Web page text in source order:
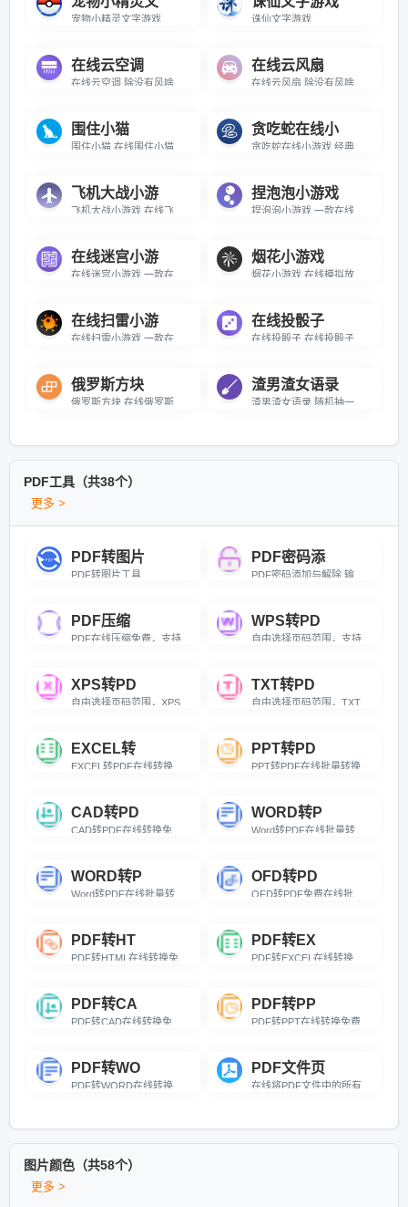
宠物小精灵文字游戏 诛仙文字游戏
在线云空调
在线云空调 除没有风啥都好用的云空调
在线云风扇
在线云风扇 除没有风啥都好的云风扇
围住小猫
围住小猫 在线围住小猫小游戏
贪吃蛇在线小
贪吃蛇在线小游戏 经典贪吃蛇在线小游戏
飞机大战小游
飞机大战小游戏 在线飞机打仗小游戏
捏泡泡小游戏
捏泡泡小游戏 一款在线解压小游戏
在线迷宫小游
在线迷宫小游戏 一款在线闯迷宫的小游戏
烟花小游戏
烟花小游戏 在线模拟放烟花的小游戏
在线扫雷小游
在线扫雷小游戏 一款在线扫雷的休闲小游戏
在线投骰子
在线投骰子 在线投骰子小工具
俄罗斯方块
俄罗斯方块 在线俄罗斯方块小游戏
渣男渣女语录
渣男渣女语录 随机抽一条渣男渣女语录
PDF工具（共38个）
更多 >
PDF转图片
PDF转图片工具
PDF密码添
PDF密码添加与解除,输入文档打开密码，快速解除PDF限制，恢复打印编辑权。
PDF压缩
PDF在线压缩免费，支持自由拖拽调节压缩程度，智能优化体积同时保留文档清晰度与格式。
WPS转PD
自由选择页码范围，支持doc/docx/wps/et格式，批量生成PDF。
XPS转PD
自由选择页码范围，XPS文件批量转换，生成通用PDF文档。
TXT转PD
自由选择页码范围，TXT文本批量转换，生成清晰PDF文档。
EXCEL转
EXCEL转PDF在线转换免费，自由选择页码范围，精准输出PDF文档。
PPT转PD
PPT转PDF在线批量转换免费，支持自由选择页码范围，高质量保留原幻灯片排版、动画及备注。
CAD转PD
CAD转PDF在线转换免费，可设置输出颜色、背景色、页面大小与输出质量，满足专业图纸打印与分享需求。
WORD转P
Word转PDF在线批量转换免费，支持自由选择页码范围，高质量保持原格式。
WORD转P
Word转PDF在线批量转换免费，支持自由选择页码范围，高质量保持原格式。
OFD转PD
OFD转PDF免费在线批量OFD转PDF转换器，精准保留国产版式文档原排版、字体与图片格式。
PDF转HT
PDF转HTML在线转换免费，自由指定转换页码，批量快速处理，快速生成网页文件。
PDF转EX
PDF转EXCEL在线转换免费，支持页码选择，可输出XLS/XLSX格式，智能识别表格数据。
PDF转CA
PDF转CAD在线转换免费，支持页码选择、DWG/DXF 输出，可设生成方式、导出指定 AutoCAD 版本。
PDF转PP
PDF转PPT在线转换免费，支持页码自选，一键输出PPT/PPTX双格式演示文稿。
PDF转WO
PDF转WORD在线转换免费，自选页码，OCR识别扫描件，输出格式与效果可选，精准还原
PDF文件页
在线将PDF文件中的所有页面转为单一长图
图片颜色（共58个）
更多 >